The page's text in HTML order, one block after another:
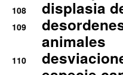
108 displasia
109
animales
110